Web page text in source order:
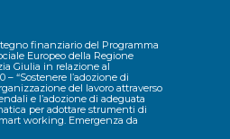
finanziario del Programma
Europeo della Regione
Giulia in relazione al
– “Sostenere l’adozione di
del lavoro attraverso
e l’adozione di adeguata
per adottare strumenti di
working. Emergenza da